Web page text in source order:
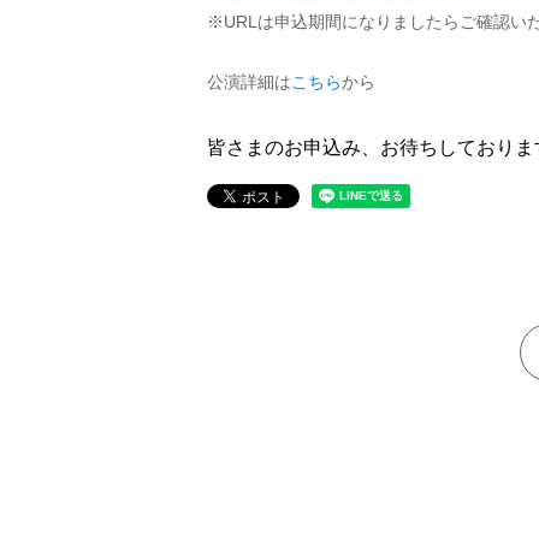
※URLは申込期間になりましたらご確認い
公演詳細はこちらから
皆さまのお申込み、お待ちしておりま